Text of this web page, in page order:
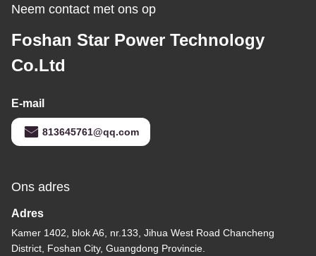
Neem contact met ons op
Foshan Star Power Technology
Co.Ltd
E-mail
813645761@qq.com
Ons adres
Adres
Kamer 1402, blok A6, nr.133, Jihua West Road Chancheng
District, Foshan City, Guangdong Provincie.